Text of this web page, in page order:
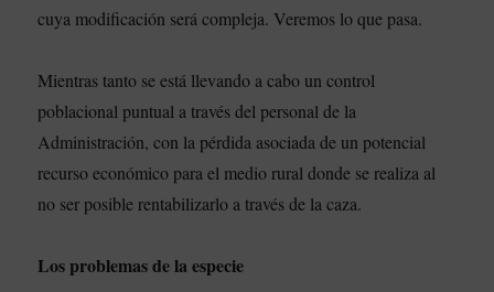
cuya modificación será compleja. Veremos lo que pasa.
Mientras tanto se está llevando a cabo un control
poblacional puntual a través del personal de la
Administración, con la pérdida asociada de un potencial
recurso económico para el medio rural donde se realiza al
no ser posible rentabilizarlo a través de la caza.
Los problemas de la especie